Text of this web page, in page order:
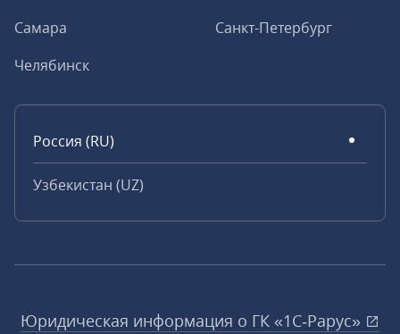
Самара
Санкт-Петербург
Челябинск
Россия (RU)
Узбекистан (UZ)
Юридическая информация о ГК «1С‑Рарус»